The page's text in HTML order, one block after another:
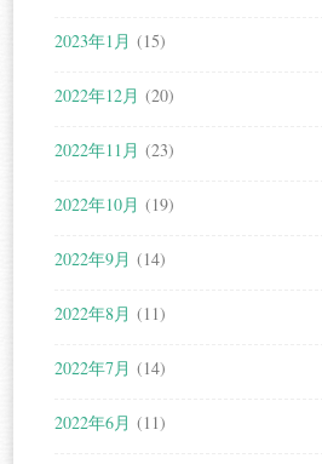
2023年1月 (15)
2022年12月 (20)
2022年11月 (23)
2022年10月 (19)
2022年9月 (14)
2022年8月 (11)
2022年7月 (14)
2022年6月 (11)